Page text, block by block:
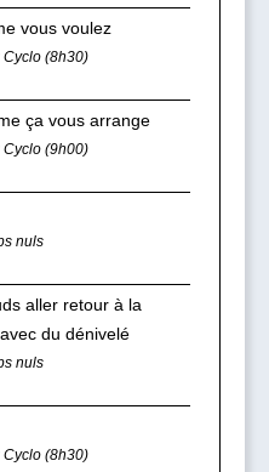
vous voulez
(8h30)
ça vous arrange
(9h00)
nuls
aller retour à la
du dénivelé
nuls
(8h30)